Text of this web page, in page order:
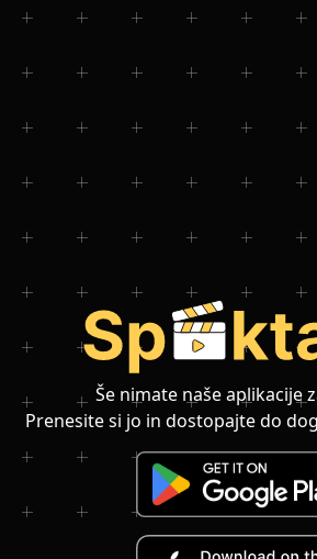
Še nimate naše aplikacije
Prenesite si jo in dostopajte do